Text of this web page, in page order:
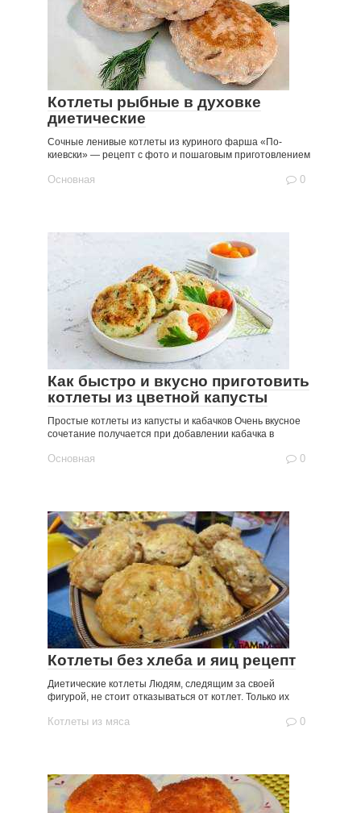
Котлеты рыбные в духовке
диетические
Сочные ленивые котлеты из куриного фарша «По-
киевски» — рецепт с фото и пошаговым приготовлением
Основная 0
Как быстро и вкусно приготовить
котлеты из цветной капусты
Простые котлеты из капусты и кабачков Очень вкусное
сочетание получается при добавлении кабачка в
Основная 0
Котлеты без хлеба и яиц рецепт
Диетические котлеты Людям, следящим за своей
фигурой, не стоит отказываться от котлет. Только их
Котлеты из мяса 0